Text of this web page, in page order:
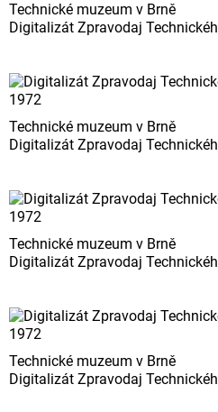
Technické muzeum v Brně
Digitalizát Zpravodaj
Technické muzeum v Brně
Digitalizát Zpravodaj
Technické muzeum v Brně
Digitalizát Zpravodaj
Technické muzeum v Brně
Digitalizát Zpravodaj